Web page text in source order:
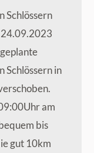
Schlössern
24.09.2023
Schlössern in
am
bis
gut 10km